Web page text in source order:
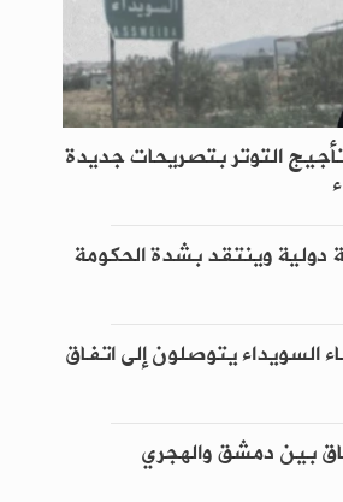
التوتر بتصريحات جديدة
دولية وينتقد بشدة الحكومة
السويداء يتوصلون إلى اتفاق
بين دمشق والهجري